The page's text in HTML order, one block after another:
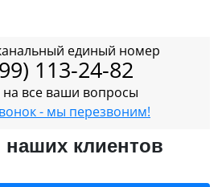
единый номер
113-24-82
все ваши вопросы
- мы перезвоним!
клиентов